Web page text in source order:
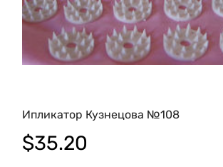
Ипликатор Кузнецова №108
$35.20